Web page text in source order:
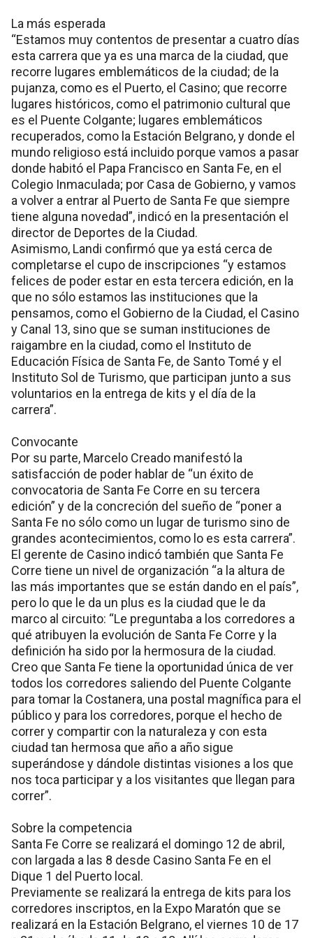
La más esperada
“Estamos muy contentos de presentar a cuatro días
esta carrera que ya es una marca de la ciudad, que
recorre lugares emblemáticos de la ciudad; de la
pujanza, como es el Puerto, el Casino; que recorre
lugares históricos, como el patrimonio cultural que
es el Puente Colgante; lugares emblemáticos
recuperados, como la Estación Belgrano, y donde el
mundo religioso está incluido porque vamos a pasar
donde habitó el Papa Francisco en Santa Fe, en el
Colegio Inmaculada; por Casa de Gobierno, y vamos
a volver a entrar al Puerto de Santa Fe que siempre
tiene alguna novedad”, indicó en la presentación el
director de Deportes de la Ciudad.
Asimismo, Landi confirmó que ya está cerca de
completarse el cupo de inscripciones “y estamos
felices de poder estar en esta tercera edición, en la
que no sólo estamos las instituciones que la
pensamos, como el Gobierno de la Ciudad, el Casino
y Canal 13, sino que se suman instituciones de
raigambre en la ciudad, como el Instituto de
Educación Física de Santa Fe, de Santo Tomé y el
Instituto Sol de Turismo, que participan junto a sus
voluntarios en la entrega de kits y el día de la
carrera”.
Convocante
Por su parte, Marcelo Creado manifestó la
satisfacción de poder hablar de “un éxito de
convocatoria de Santa Fe Corre en su tercera
edición” y de la concreción del sueño de “poner a
Santa Fe no sólo como un lugar de turismo sino de
grandes acontecimientos, como lo es esta carrera”.
El gerente de Casino indicó también que Santa Fe
Corre tiene un nivel de organización “a la altura de
las más importantes que se están dando en el país”,
pero lo que le da un plus es la ciudad que le da
marco al circuito: “Le preguntaba a los corredores a
qué atribuyen la evolución de Santa Fe Corre y la
definición ha sido por la hermosura de la ciudad.
Creo que Santa Fe tiene la oportunidad única de ver
todos los corredores saliendo del Puente Colgante
para tomar la Costanera, una postal magnífica para el
público y para los corredores, porque el hecho de
correr y compartir con la naturaleza y con esta
ciudad tan hermosa que año a año sigue
superándose y dándole distintas visiones a los que
nos toca participar y a los visitantes que llegan para
correr”.
Sobre la competencia
Santa Fe Corre se realizará el domingo 12 de abril,
con largada a las 8 desde Casino Santa Fe en el
Dique 1 del Puerto local.
Previamente se realizará la entrega de kits para los
corredores inscriptos, en la Expo Maratón que se
realizará en la Estación Belgrano, el viernes 10 de 17